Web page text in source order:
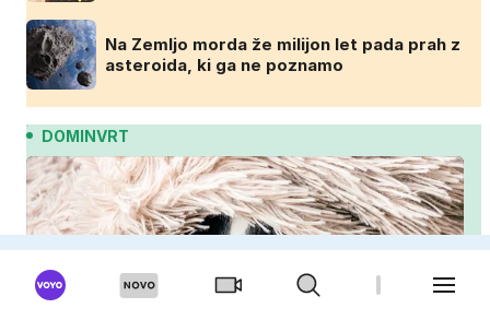
Na Zemljo morda že milijon let pada prah z
asteroida, ki ga ne poznamo
DOMINVRT